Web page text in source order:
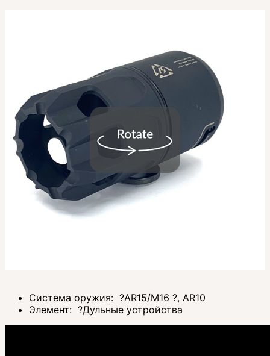
Система оружия: ?AR15/M16 ?, AR10
Элемент: ?Дульные устройства